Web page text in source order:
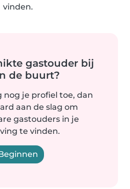
vinden.
gastouder bij
de buurt?
nog je profiel toe, dan
aan de slag om
gastouders in je
te vinden.